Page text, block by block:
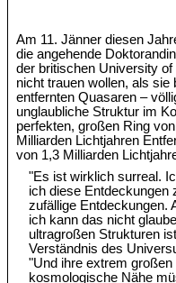
Am 11. Jänner diesen
die angehende
der britischen University
nicht trauen wollen, als
entfernten Quasaren –
unglaubliche Struktur im
perfekten, großen Ring
Milliarden Lichtjahren
von 1,3 Milliarden
"Es ist wirklich surreal.
ich diese Entdeckungen
zufällige Entdeckungen.
ich kann das nicht
ultragroßen Strukturen
Verständnis des
"Und ihre extrem
kosmologische Nähe